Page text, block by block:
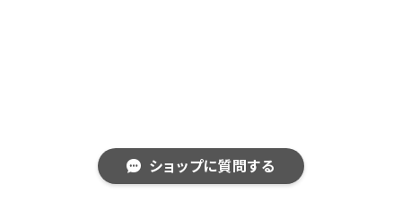
ショップに質問する